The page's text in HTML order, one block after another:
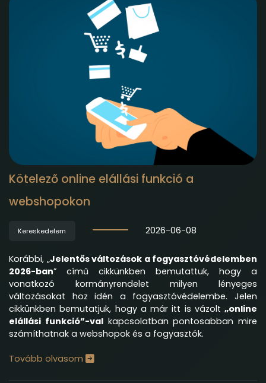
Kötelező online elállási funkció a
webshopokon
Kereskedelem 2026-06-08
Korábbi, „Jelentős változások a fogyasztóvédelemben
2026-ban” című cikkünkben bemutattuk, hogy a
vonatkozó kormányrendelet milyen lényeges
változásokat hoz idén a fogyasztóvédelembe. Jelen
cikkünkben bemutatjuk, hogy a már itt is vázolt „online
elállási funkció”-valkapcsolatban pontosabban mire
számíthatnak a webshopok és a fogyasztók.
Tovább olvasom